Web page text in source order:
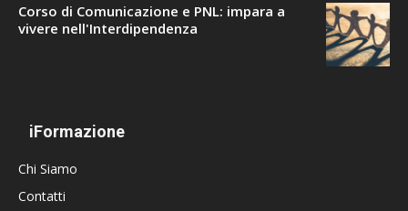
Corso di Comunicazione e PNL: impara a
vivere nell'Interdipendenza
iFormazione
Chi Siamo
Contatti